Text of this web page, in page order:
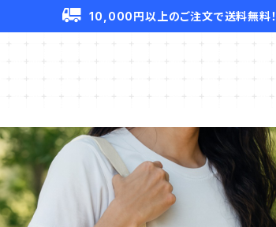
10,000円以上のご注文で送料無料！